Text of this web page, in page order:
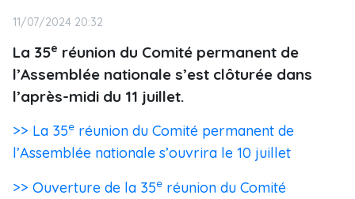
11/07/2024 20:32
La 35e réunion du Comité permanent de
l’Assemblée nationale s’est clôturée dans
l’après-midi du 11 juillet.
>> La 35e réunion du Comité permanent de
l’Assemblée nationale s’ouvrira le 10 juillet
>> Ouverture de la 35e réunion du Comité